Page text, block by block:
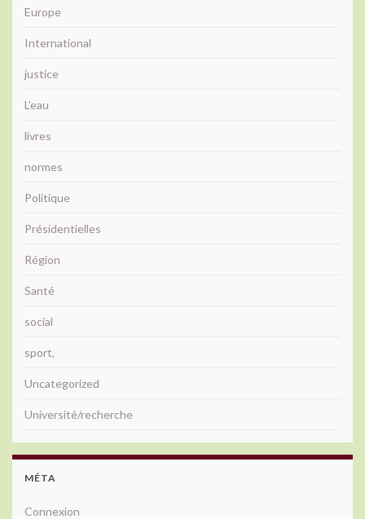
Europe
International
justice
L'eau
livres
normes
Politique
Présidentielles
Région
Santé
social
sport,
Uncategorized
Université/recherche
MÉTA
Connexion